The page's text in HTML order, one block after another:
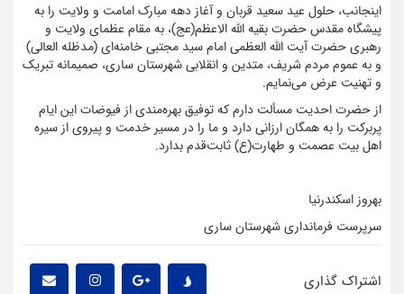
اینجانب، حلول عید سعید قربان و آغاز دهه مبارک امامت و ولایت را به
پیشگاه مقدس حضرت بقیه الله الاعظم(عج)، به مقام عظمای ولایت و
رهبری حضرت آیت الله العظمی امام سید مجتبی خامنه‌ای (مدظله العالی)
و به عموم مردم شریف، متدین و انقلابی شهرستان ساری، صمیمانه تبریک
و تهنیت عرض می‌نمایم.
از حضرت احدیت مسألت دارم که توفیق بهره‌مندی از فیوضات این ایام
پربرکت را به همگان ارزانی دارد و ما را در مسیر خدمت و پیروی از سیره
اهل بیت عصمت و طهارت(ع) ثابت‌قدم بدارد.
بهروز اسکندرنیا
سرپرست فرمانداری شهرستان ساری
اشتراک گذاری